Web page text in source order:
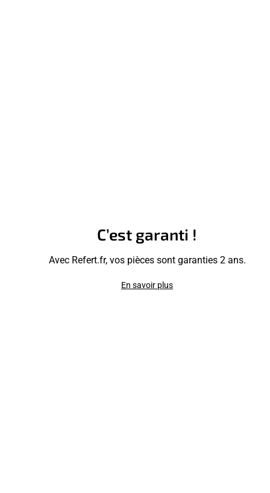
C’est garanti !
Avec Refert.fr, vos pièces sont garanties 2 ans.
En savoir plus